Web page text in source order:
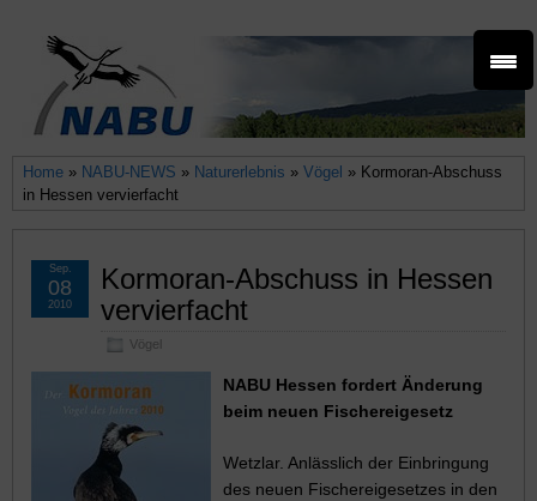
Home » NABU-NEWS » Naturerlebnis » Vögel » Kormoran-Abschuss
in Hessen vervierfacht
Kormoran-Abschuss in Hessen
vervierfacht
Vögel
Sep.
08
2010
NABU Hessen fordert Änderung
beim neuen Fischereigesetz
Wetzlar. Anlässlich der Einbringung
des neuen Fischereigesetzes in den